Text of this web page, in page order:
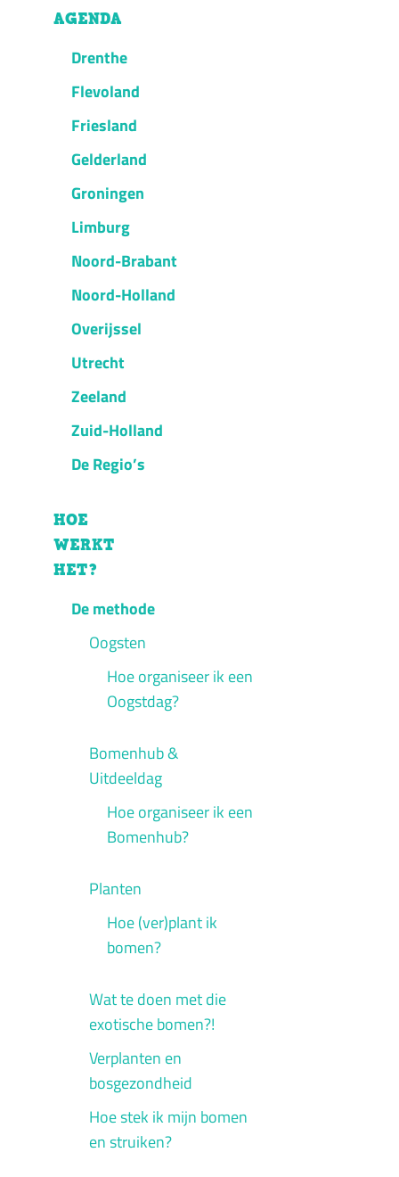
AGENDA
Drenthe
Flevoland
Friesland
Gelderland
Groningen
Limburg
Noord-Brabant
Noord-Holland
Overijssel
Utrecht
Zeeland
Zuid-Holland
De Regio’s
HOE
WERKT
HET?
De methode
Oogsten
Hoe organiseer ik een
Oogstdag?
Bomenhub &
Uitdeeldag
Hoe organiseer ik een
Bomenhub?
Planten
Hoe (ver)plant ik
bomen?
Wat te doen met die
exotische bomen?!
Verplanten en
bosgezondheid
Hoe stek ik mijn bomen
en struiken?